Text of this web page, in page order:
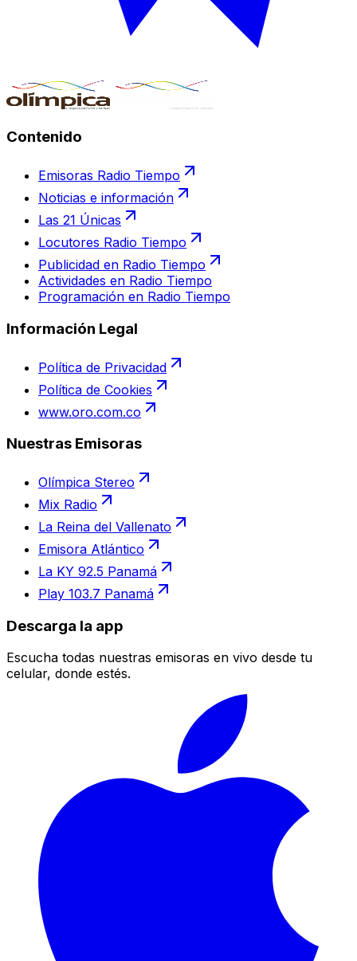
Contenido
Emisoras Radio Tiempo
Noticias e información
Las 21 Únicas
Locutores Radio Tiempo
Publicidad en Radio Tiempo
Actividades en Radio Tiempo
Programación en Radio Tiempo
Información Legal
Política de Privacidad
Política de Cookies
www.oro.com.co
Nuestras Emisoras
Olímpica Stereo
Mix Radio
La Reina del Vallenato
Emisora Atlántico
La KY 92.5 Panamá
Play 103.7 Panamá
Descarga la app
Escucha todas nuestras emisoras en vivo desde tu
celular, donde estés.